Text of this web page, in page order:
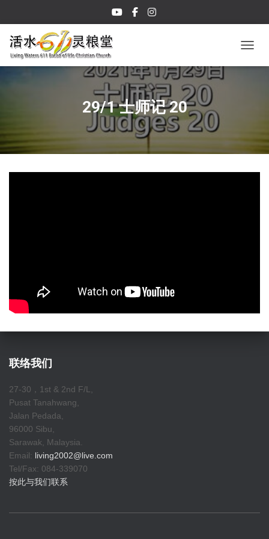
29/1 士师记 20
联络我们
27-30，1st & 2nd F/L,
Pusat Tanahwang,
Jalan Pedada,
96000 Sibu,
Sarawak, Malaysia.
Email: living2002@live.com
Tel/Fax: 084-339070
按此与我们联系